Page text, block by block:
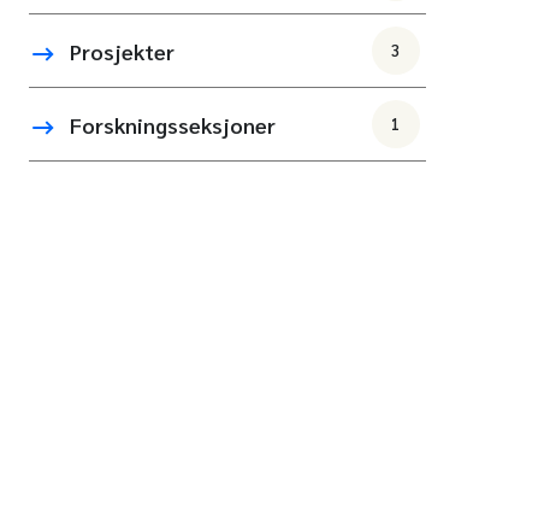
Prosjekter 3
Forskningsseksjoner 1